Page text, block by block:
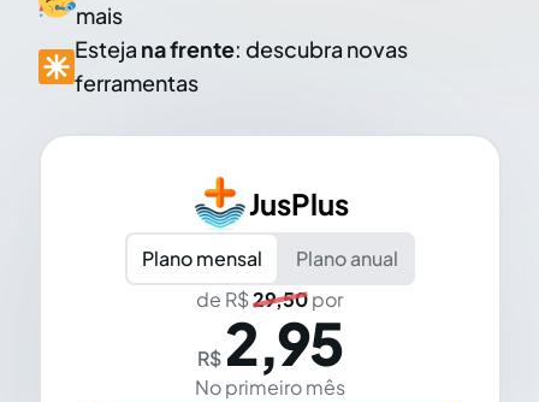
mais
Esteja na frente: descubra novas
ferramentas
JusPlus
Plano mensal
Plano anual
de R$29,50por
R$ 2,95
No primeiro mês